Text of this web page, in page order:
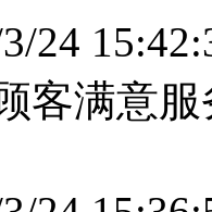
24
客满意